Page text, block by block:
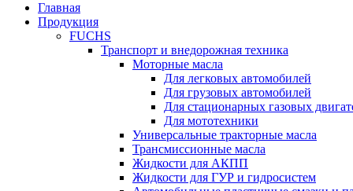
Главная
Продукция
FUCHS
Транспорт и внедорожная техника
Моторные масла
Для легковых автомобилей
Для грузовых автомобилей
Для стационарных газовых
Для мототехники
Универсальные тракторные масла
Трансмиссионные масла
Жидкости для АКПП
Жидкости для ГУР и гидросистем